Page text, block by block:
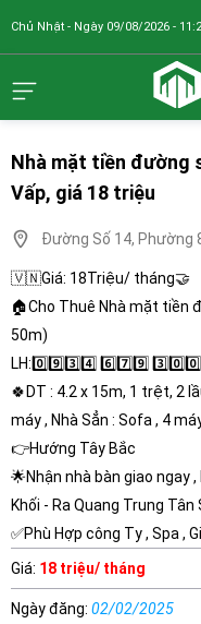
Chủ Nhật - Ngày 09/08/2026 -
Nhà mặt tiền đường
Vấp, giá 18 triệu
Đường Số 14, Phường
🇻🇳Giá: 18Triệu/ tháng🤝
🏠Cho Thuê Nhà mặt tiền
50m)
LH:0️⃣9️⃣3️⃣4️⃣ 6️⃣7️⃣9️⃣
🍀DT : 4.2 x 15m, 1 trệt, 2
máy , Nhà Sẳn : Sofa , 4
👉Hướng Tây Bắc
🌟Nhận nhà bàn giao ngay
Khối - Ra Quang Trung Tân
✅Phù Hợp công Ty , Spa ,
Giá: 18 triệu/ tháng
Ngày đăng: 02/02/2025